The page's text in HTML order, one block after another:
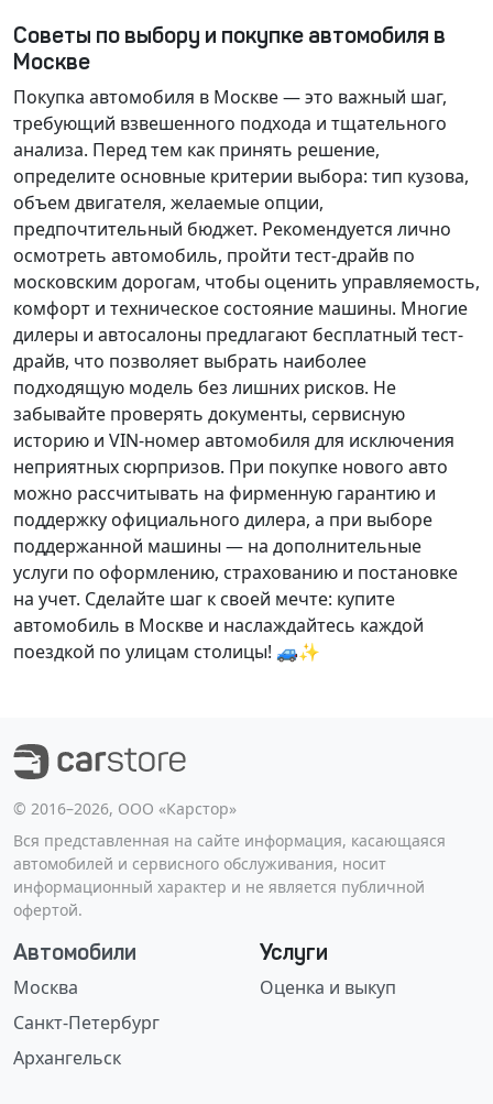
Советы по выбору и покупке автомобиля в
Москве
Покупка автомобиля в Москве — это важный шаг,
требующий взвешенного подхода и тщательного
анализа. Перед тем как принять решение,
определите основные критерии выбора: тип кузова,
объем двигателя, желаемые опции,
предпочтительный бюджет. Рекомендуется лично
осмотреть автомобиль, пройти тест-драйв по
московским дорогам, чтобы оценить управляемость,
комфорт и техническое состояние машины. Многие
дилеры и автосалоны предлагают бесплатный тест-
драйв, что позволяет выбрать наиболее
подходящую модель без лишних рисков. Не
забывайте проверять документы, сервисную
историю и VIN-номер автомобиля для исключения
неприятных сюрпризов. При покупке нового авто
можно рассчитывать на фирменную гарантию и
поддержку официального дилера, а при выборе
поддержанной машины — на дополнительные
услуги по оформлению, страхованию и постановке
на учет. Сделайте шаг к своей мечте: купите
автомобиль в Москве и наслаждайтесь каждой
поездкой по улицам столицы! 🚙✨
©️ 2016–2026, ООО «Карстор»
Вся представленная на сайте информация, касающаяся
автомобилей и сервисного обслуживания, носит
информационный характер и не является публичной
офертой.
Автомобили
Москва
Санкт-Петербург
Архангельск
Услуги
Оценка и выкуп